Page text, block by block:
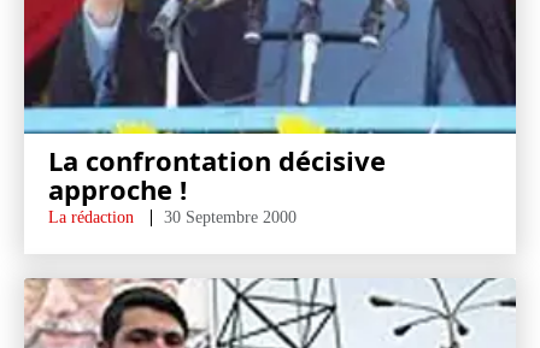
La confrontation décisive
approche !
La rédaction 30 Septembre 2000